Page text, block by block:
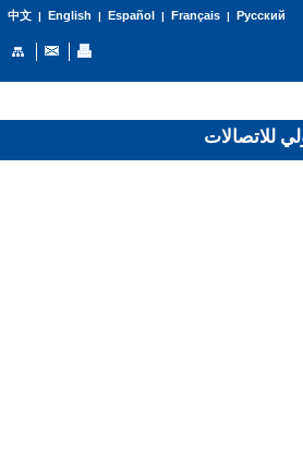
中文| English | Español | Français| Русский
للاتصالات